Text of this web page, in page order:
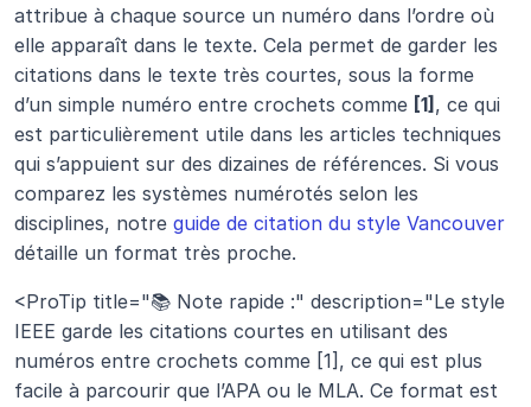
attribue à chaque source un numéro dans l’ordre où
elle apparaît dans le texte. Cela permet de garder les
citations dans le texte très courtes, sous la forme
d’un simple numéro entre crochets comme [1] , ce qui
est particulièrement utile dans les articles techniques
qui s’appuient sur des dizaines de références. Si vous
comparez les systèmes numérotés selon les
disciplines, notre guide de citation du style Vancouver
détaille un format très proche.
<ProTip title="📚 Note rapide :" description="Le style
IEEE garde les citations courtes en utilisant des
numéros entre crochets comme [1], ce qui est plus
facile à parcourir que l’APA ou le MLA. Ce format est